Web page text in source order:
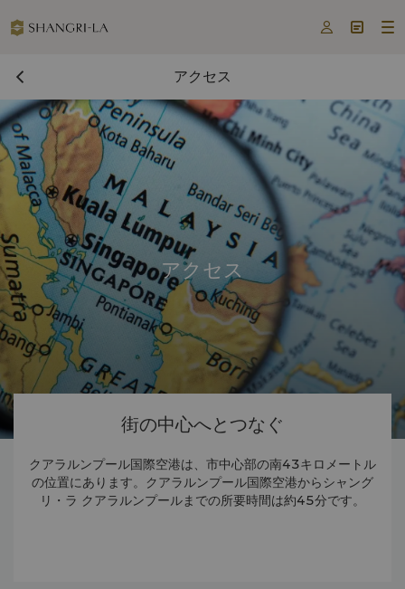
  
アクセス
アクセス
街の中心へとつなぐ
クアラルンプール国際空港は、市中心部の南43キロメートル
の位置にあります。クアラルンプール国際空港からシャング
リ・ラ クアラルンプールまでの所要時間は約45分です。